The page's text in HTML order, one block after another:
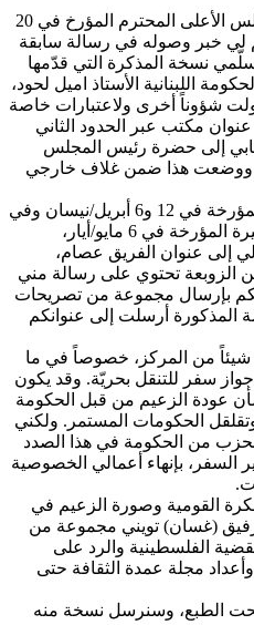
بعد جوابي إلى حضرة رئيس المجلس الأعلى المحترم المؤرخ في 20
لي خبر وصوله في رسالة سابقة
نسخة المذكرة التي قدّمها
اللبنانية الأستاذ اميل لحود،
شؤوناً أخرى ولاعتبارات خاصة
مكتب عبر الحدود الثاني
إلى حضرة رئيس المجلس
ووضعت هذا ضمن غلاف خارجي
ثم بعد تسلّمي رسائلكم الأخيرة المؤرخة في 12 و6 أبريل/نيسان وفي
6 مايو/ أيار، بل قبل رسالتكم الأخيرة المؤرخة في 6 مايو/أيار،
إلى عنوان الفريق عصام،
تحتوي على رسالة مني
بإرسال مجموعة من تصريحات
المذكورة أرسلت إلى عنوانكم
شيئاً من المركز، خصوصاً في ما
سفر للتنقل بحريّة. وقد يكون
عودة الزعيم من قبل الحكومة
وتقلقل الحكومات المستمر. ولكني
من الحكومة في هذا الصدد
السفر، بإنهاء أعمالي الخصوصية
القومية وصورة الزعيم في
(غسان) تويني مجموعة من
الفلسطينية والرد على
مجلة عمدة الثقافة حتى
تحت الطبع، وسنرسل نسخة منه